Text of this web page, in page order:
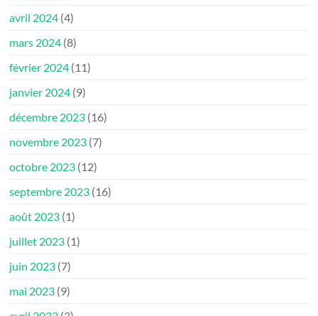
avril 2024 (4)
mars 2024 (8)
février 2024 (11)
janvier 2024 (9)
décembre 2023 (16)
novembre 2023 (7)
octobre 2023 (12)
septembre 2023 (16)
août 2023 (1)
juillet 2023 (1)
juin 2023 (7)
mai 2023 (9)